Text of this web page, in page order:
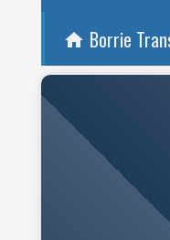
home Borrie